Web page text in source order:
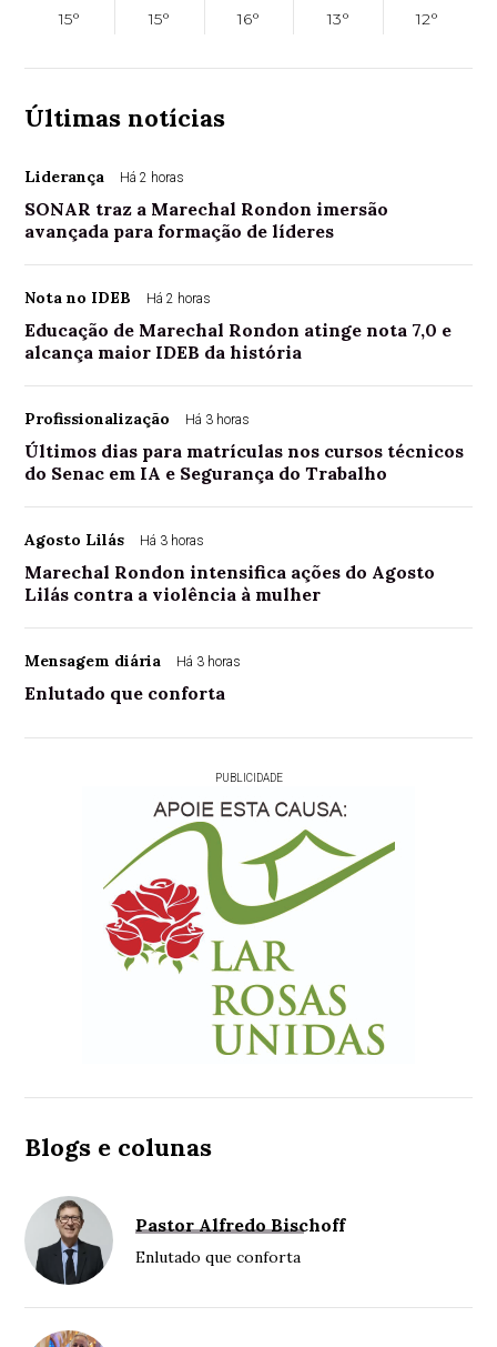
15°
15°
16°
13°
12°
Últimas notícias
Liderança Há 2 horas
SONAR traz a Marechal Rondon imersão
avançada para formação de líderes
Nota no IDEB Há 2 horas
Educação de Marechal Rondon atinge nota 7,0 e
alcança maior IDEB da história
Profissionalização Há 3 horas
Últimos dias para matrículas nos cursos técnicos
do Senac em IA e Segurança do Trabalho
Agosto Lilás Há 3 horas
Marechal Rondon intensifica ações do Agosto
Lilás contra a violência à mulher
Mensagem diária Há 3 horas
Enlutado que conforta
PUBLICIDADE
Blogs e colunas
Pastor Alfredo Bischoff
Enlutado que conforta